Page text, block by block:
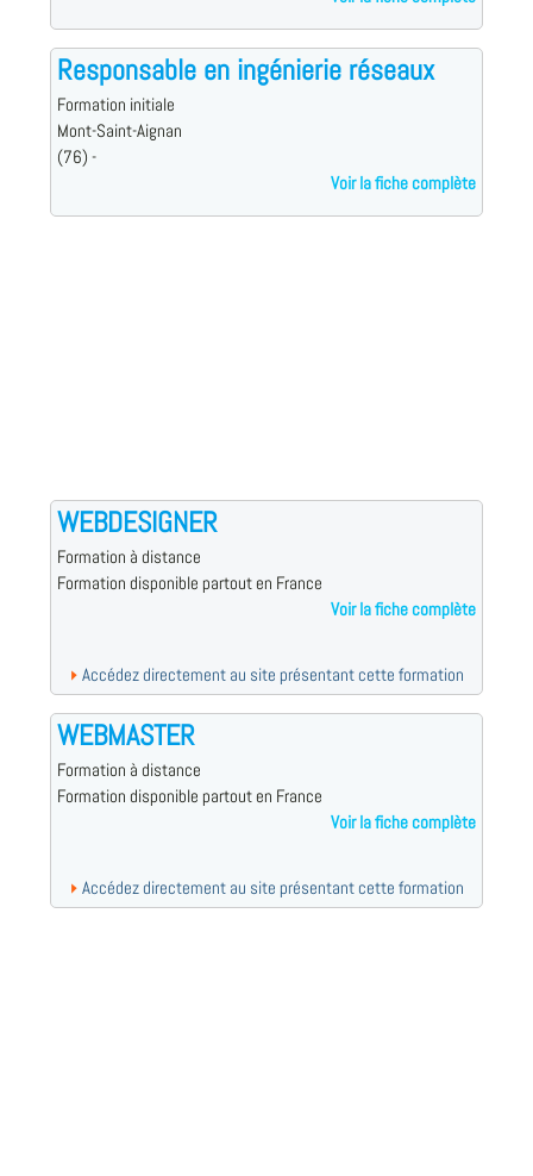
Responsable en ingénierie réseaux
Formation initiale
Mont-Saint-Aignan
(76) -
Voir la fiche complète
WEBDESIGNER
Formation à distance
Formation disponible partout en France
Voir la fiche complète
Accédez directement au site présentant cette formation
WEBMASTER
Formation à distance
Formation disponible partout en France
Voir la fiche complète
Accédez directement au site présentant cette formation